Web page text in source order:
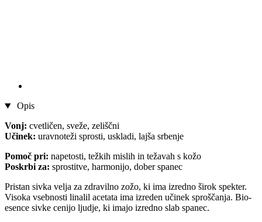
Opis
Vonj: cvetličen, sveže, zeliščni
Učinek: uravnoteži sprosti, uskladi, lajša srbenje
Pomoč pri: napetosti, težkih mislih in težavah s kožo
Poskrbi za: sprostitve, harmonijo, dober spanec
Pristan sivka velja za zdravilno zožo, ki ima izredno širok spekter.
Visoka vsebnosti linalil acetata ima izreden učinek sproščanja. Bio-
esence sivke cenijo ljudje, ki imajo izredno slab spanec.